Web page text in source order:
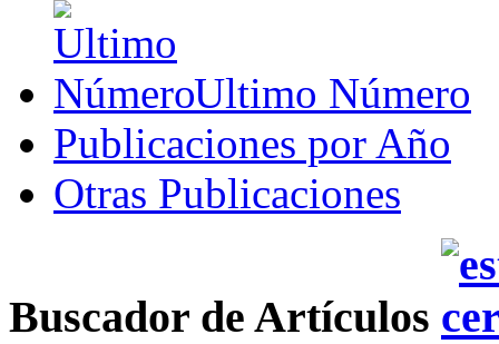
Ultimo Número
Publicaciones por Año
Otras Publicaciones
Buscador de Artículos